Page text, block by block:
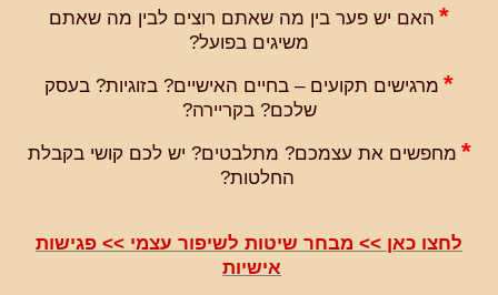
* האם יש פער בין מה שאתם רוצים לבין מה שאתם
משיגים בפועל?
* מרגישים תקועים – בחיים האישיים? בזוגיות? בעסק
שלכם? בקריירה?
* מחפשים את עצמכם? מתלבטים? יש לכם קושי בקבלת
החלטות?
לחצו כאן >> מבחר שיטות לשיפור עצמי >> פגישות
אישיות